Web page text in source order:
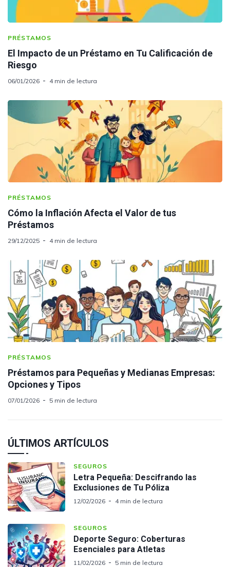
PRÉSTAMOS
El Impacto de un Préstamo en Tu Calificación de
Riesgo
06/01/2026 4 min de lectura
PRÉSTAMOS
Cómo la Inflación Afecta el Valor de tus
Préstamos
29/12/2025 4 min de lectura
PRÉSTAMOS
Préstamos para Pequeñas y Medianas Empresas:
Opciones y Tipos
07/01/2026 5 min de lectura
ÚLTIMOS ARTÍCULOS
SEGUROS
Letra Pequeña: Descifrando las
Exclusiones de Tu Póliza
12/02/2026 4 min de lectura
SEGUROS
Deporte Seguro: Coberturas
Esenciales para Atletas
11/02/2026 5 min de lectura